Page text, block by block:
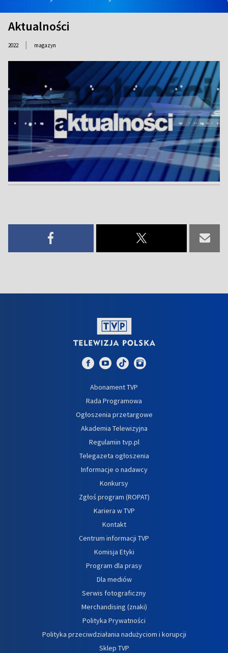
Aktualności
2022 | magazyn
Abonament TVP
Rada Programowa
Ogłoszenia przetargowe
Akademia Telewizyjna
Regulamin tvp.pl
Telegazeta ogłoszenia
Informacje o nadawcy
Konkursy
Zgłoś program (ROPAT)
Kariera w TVP
Kontakt
Centrum informacji TVP
Komisja Etyki
Program dla prasy
Dla mediów
Serwis fotograficzny
Merchandising (znaki)
Polityka Prywatności
Polityka przeciwdziałania nadużyciom i korupcji
Sklep TVP